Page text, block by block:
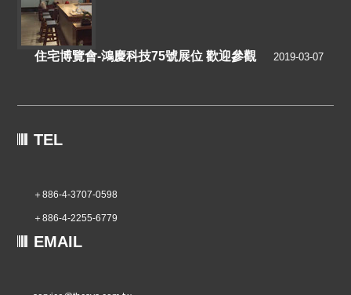
住宅博覽會-鴻慶科技75號展位 歡迎參觀 2019-03-07
TEL
＋886-4-3707-0598
＋886-4-2255-6779
EMAIL